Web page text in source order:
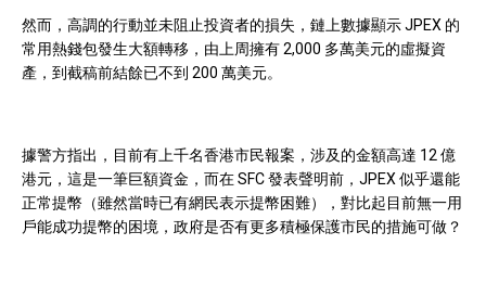
然而，高調的行動並未阻止投資者的損失，鏈上數據顯示 JPEX 的
常用熱錢包發生大額轉移，由上周擁有 2,000 多萬美元的虛擬資
產 ，到截稿前結餘已不到 200 萬美元。
據警方指出，目前有上千名香港市民報案，涉及的金額高達 12 億
港元，這是一筆巨額資金，而在SFC 發表聲明前 ，JPEX 似乎還能
正常提幣（雖然當時已有網民表示提幣困難），對比起目前無一用
戶能成功提幣的困境，政府是否有更多積極保護市民的措施可做？